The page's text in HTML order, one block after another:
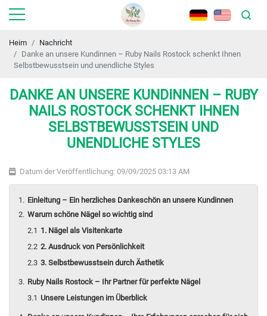
Heim
Nachricht
Danke an unsere Kundinnen – Ruby Nails Rostock schenkt Ihnen
Selbstbewusstsein und unendliche Styles
DANKE AN UNSERE KUNDINNEN – RUBY
NAILS ROSTOCK SCHENKT IHNEN
SELBSTBEWUSSTSEIN UND
UNENDLICHE STYLES
Datum der Veröffentlichung: 09/09/2025 03:13 AM
Einleitung – Ein herzliches Dankeschön an unsere Kundinnen
Warum schöne Nägel so wichtig sind
1. Nägel als Visitenkarte
2. Ausdruck von Persönlichkeit
3. Selbstbewusstsein durch Ästhetik
Ruby Nails Rostock – Ihr Partner für perfekte Nägel
Unsere Leistungen im Überblick